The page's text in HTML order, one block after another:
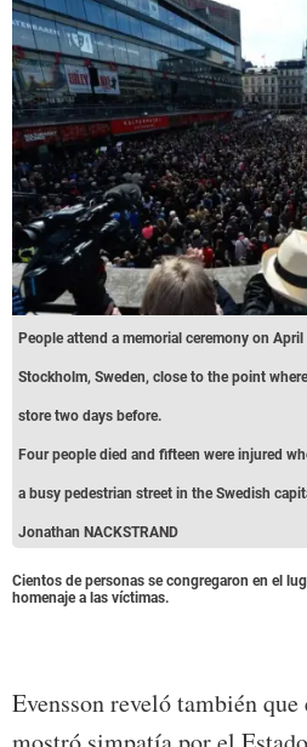
People attend a memorial ceremony on
Stockholm, Sweden, close to the point
store two days before.
Four people died and fifteen were injured
a busy pedestrian street in the Swedish
Jonathan NACKSTRAND
Cientos de personas se congregaron en el
homenaje a las víctimas.
Evensson reveló también